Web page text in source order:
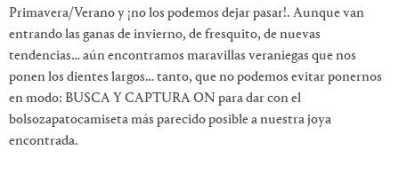
Primavera/Verano y ¡no los podemos dejar pasar!. Aunque van
entrando las ganas de invierno, de fresquito, de nuevas
tendencias… aún encontramos maravillas veraniegas que nos
ponen los dientes largos… tanto, que no podemos evitar ponernos
en modo: BUSCA Y CAPTURA ON para dar con el
bolsozapatocamiseta más parecido posible a nuestra joya
encontrada.